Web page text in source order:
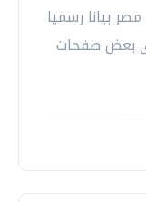
بيانا رسميا
بعض صفحات